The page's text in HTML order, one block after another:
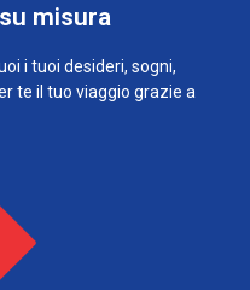
misura
i tuoi desideri, sogni,
te il tuo viaggio grazie a